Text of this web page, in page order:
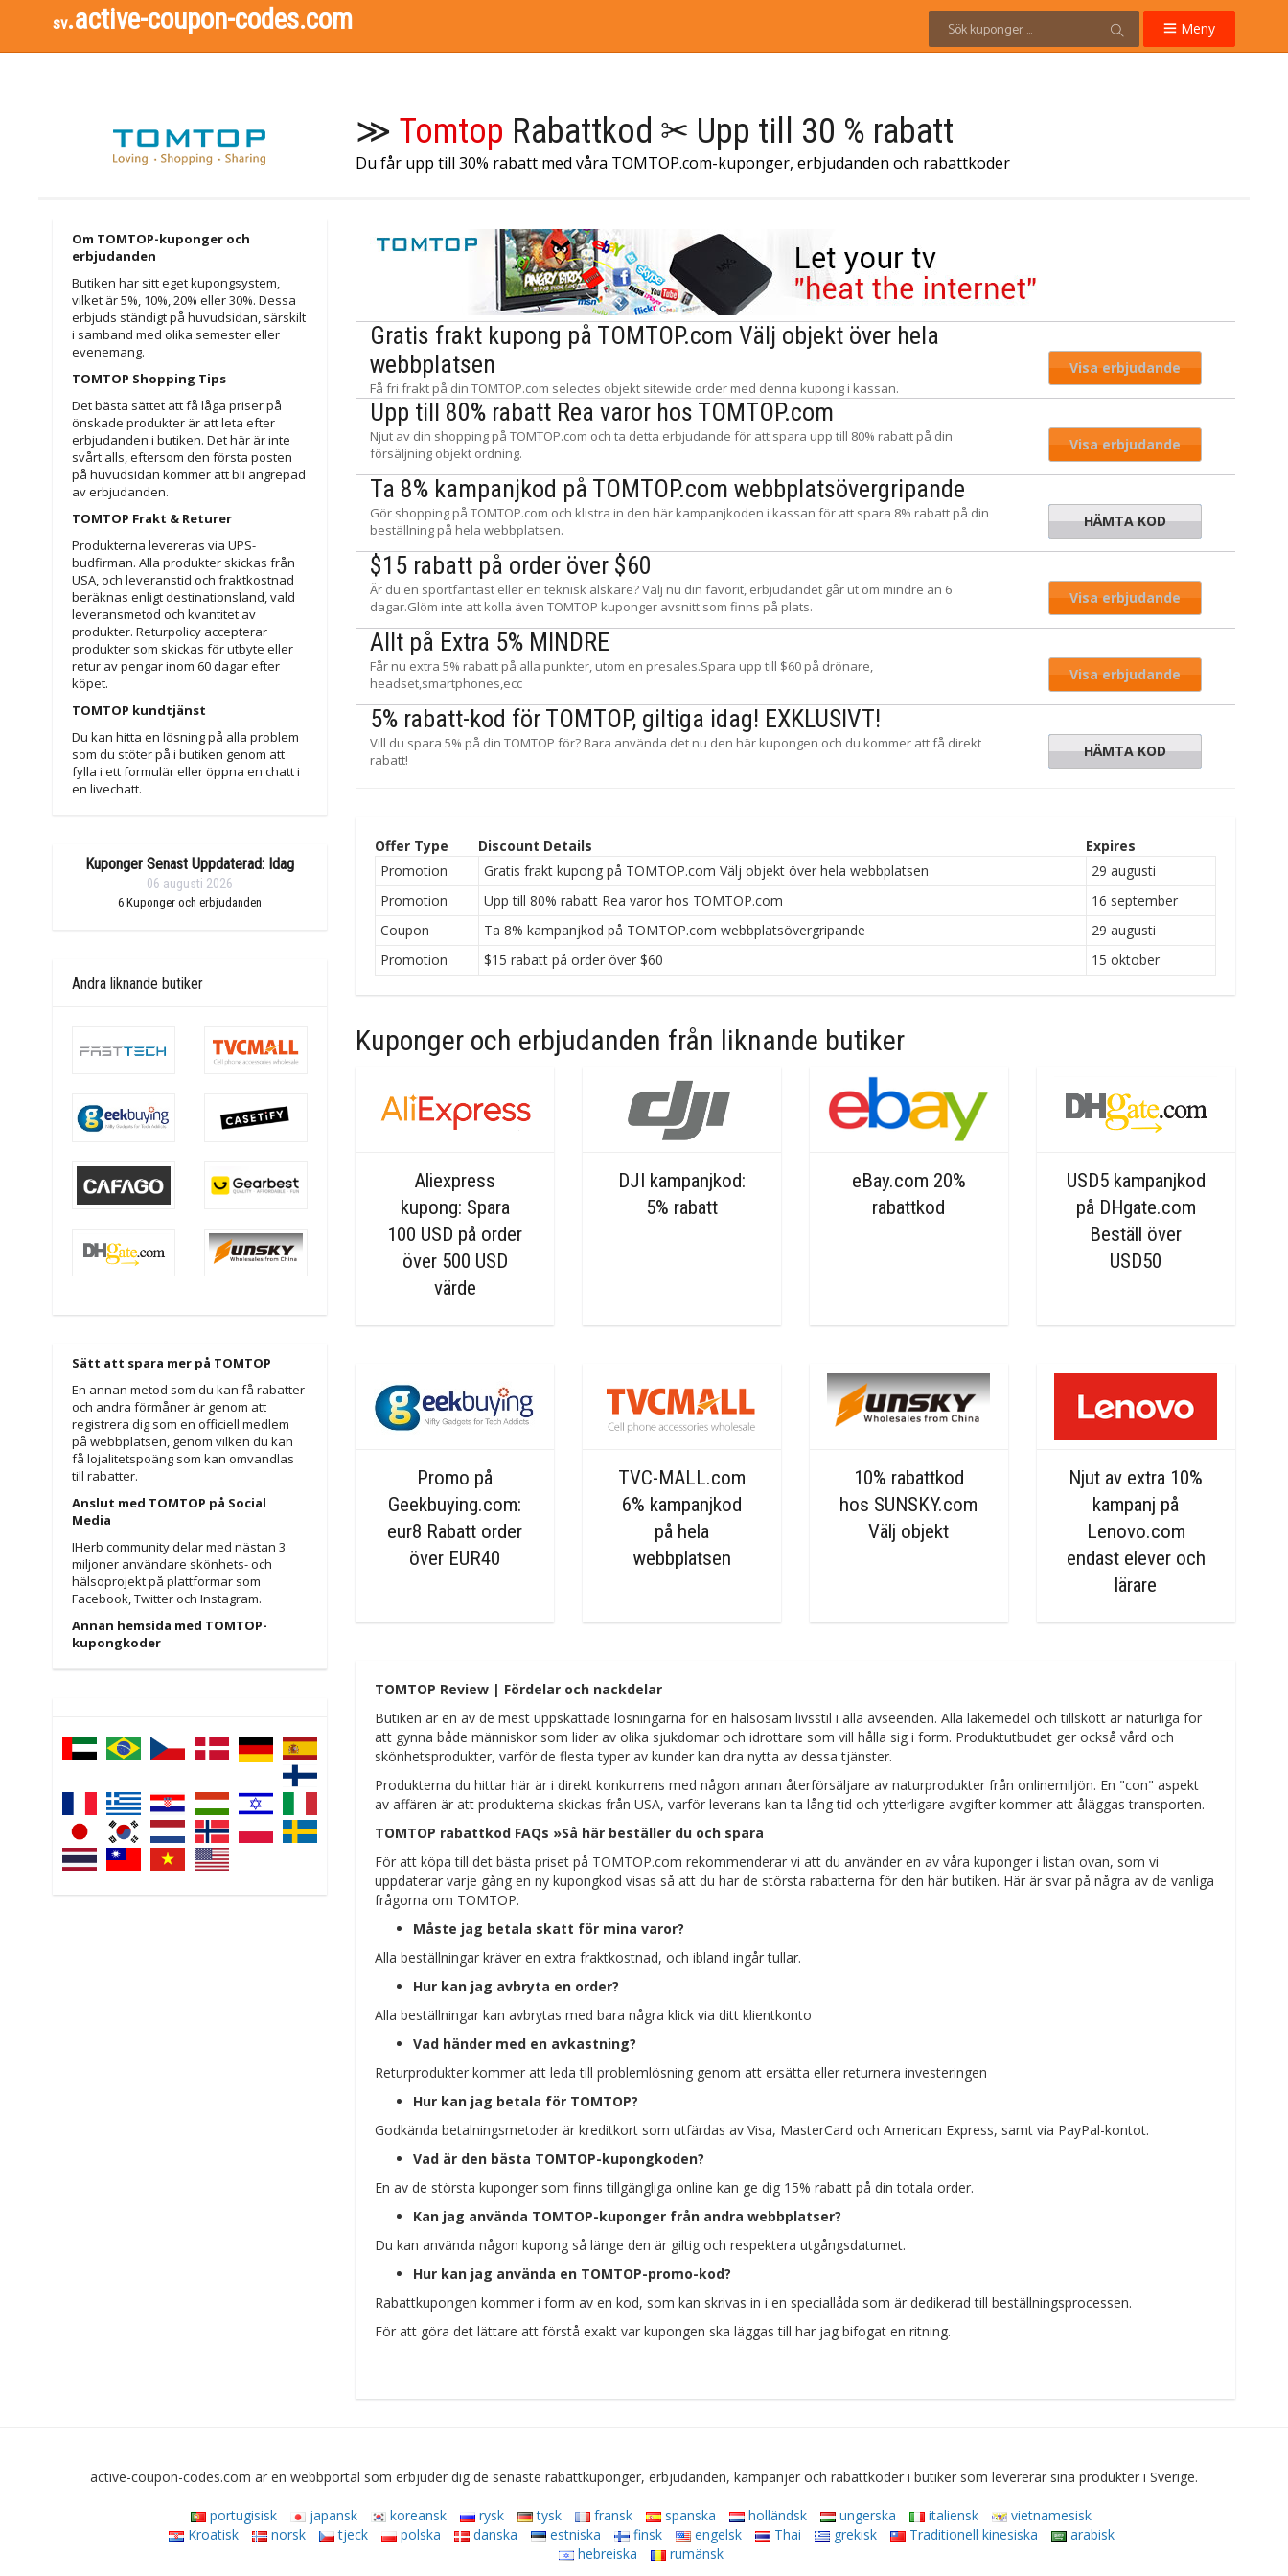
sv.active-coupon-codes.com Meny
≫ Tomtop Rabattkod ✂ Upp till 30 % rabatt
Du får upp till 30% rabatt med våra TOMTOP.com-kuponger, erbjudanden och rabattkoder
Gratis frakt kupong på TOMTOP.com Välj objekt över hela
webbplatsen
Få fri frakt på din TOMTOP.com selectes objekt sitewide order med denna kupong i kassan.
Visa erbjudande
Upp till 80% rabatt Rea varor hos TOMTOP.com
Njut av din shopping på TOMTOP.com och ta detta erbjudande för att spara upp till 80% rabatt på din
försäljning objekt ordning.
Visa erbjudande
Ta 8% kampanjkod på TOMTOP.com webbplatsövergripande
Gör shopping på TOMTOP.com och klistra in den här kampanjkoden i kassan för att spara 8% rabatt på din
beställning på hela webbplatsen.
MCLICK8
HÄMTA KOD
$15 rabatt på order över $60
Är du en sportfantast eller en teknisk älskare? Välj nu din favorit, erbjudandet går ut om mindre än 6
dagar.Glöm inte att kolla även TOMTOP kuponger avsnitt som finns på plats.
Visa erbjudande
Allt på Extra 5% MINDRE
Får nu extra 5% rabatt på alla punkter, utom en presales.Spara upp till $60 på drönare,
headset,smartphones,ecc
Visa erbjudande
5% rabatt-kod för TOMTOP, giltiga idag! EXKLUSIVT!
Vill du spara 5% på din TOMTOP för? Bara använda det nu den här kupongen och du kommer att få direkt
rabatt!
GPC5
HÄMTA KOD
Offer Type Discount Details
Expires
Promotion
Gratis frakt kupong på TOMTOP.com Välj objekt över hela webbplatsen
29 augusti
Promotion
Upp till 80% rabatt Rea varor hos TOMTOP.com
16 september
Coupon
Ta 8% kampanjkod på TOMTOP.com webbplatsövergripande
29 augusti
Promotion
$15 rabatt på order över $60 15 oktober
Kuponger och erbjudanden från liknande butiker
Aliexpress
kupong: Spara
100 USD på order
över 500 USD
värde
DJI kampanjkod:
5% rabatt
eBay.com 20%
rabattkod
USD5 kampanjkod
på DHgate.com
Beställ över
USD50
Promo på
Geekbuying.com:
eur8 Rabatt order
över EUR40
TVC-MALL.com
6% kampanjkod
på hela
webbplatsen
10% rabattkod
hos SUNSKY.com
Välj objekt
Njut av extra 10%
kampanj på
Lenovo.com
endast elever och
lärare
TOMTOP Review | Fördelar och nackdelar
Butiken är en av de mest uppskattade lösningarna för en hälsosam livsstil i alla avseenden. Alla läkemedel och tillskott är naturliga för
att gynna både människor som lider av olika sjukdomar och idrottare som vill hålla sig i form. Produktutbudet ger också vård och
skönhetsprodukter, varför de flesta typer av kunder kan dra nytta av dessa tjänster.
Produkterna du hittar här är i direkt konkurrens med någon annan återförsäljare av naturprodukter från onlinemiljön. En "con" aspekt
av affären är att produkterna skickas från USA, varför leverans kan ta lång tid och ytterligare avgifter kommer att åläggas transporten.
TOMTOP rabattkod FAQs »Så här beställer du och spara
För att köpa till det bästa priset på TOMTOP.com rekommenderar vi att du använder en av våra kuponger i listan ovan, som vi
uppdaterar varje gång en ny kupongkod visas så att du har de största rabatterna för den här butiken. Här är svar på några av de vanliga
frågorna om TOMTOP.
Måste jag betala skatt för mina varor?
Alla beställningar kräver en extra fraktkostnad, och ibland ingår tullar.
Hur kan jag avbryta en order?
Alla beställningar kan avbrytas med bara några klick via ditt klientkonto
Vad händer med en avkastning?
Returprodukter kommer att leda till problemlösning genom att ersätta eller returnera investeringen
Hur kan jag betala för TOMTOP?
Godkända betalningsmetoder är kreditkort som utfärdas av Visa, MasterCard och American Express, samt via PayPal-kontot.
Vad är den bästa TOMTOP-kupongkoden?
En av de största kuponger som finns tillgängliga online kan ge dig 15% rabatt på din totala order.
Kan jag använda TOMTOP-kuponger från andra webbplatser?
Du kan använda någon kupong så länge den är giltig och respektera utgångsdatumet.
Hur kan jag använda en TOMTOP-promo-kod?
Rabattkupongen kommer i form av en kod, som kan skrivas in i en speciallåda som är dedikerad till beställningsprocessen.
För att göra det lättare att förstå exakt var kupongen ska läggas till har jag bifogat en ritning.
Om TOMTOP-kuponger och
erbjudanden
Butiken har sitt eget kupongsystem,
vilket är 5%, 10%, 20% eller 30%. Dessa
erbjuds ständigt på huvudsidan, särskilt
i samband med olika semester eller
evenemang.
TOMTOP Shopping Tips
Det bästa sättet att få låga priser på
önskade produkter är att leta efter
erbjudanden i butiken. Det här är inte
svårt alls, eftersom den första posten
på huvudsidan kommer att bli angrepad
av erbjudanden.
TOMTOP Frakt & Returer
Produkterna levereras via UPS-
budfirman. Alla produkter skickas från
USA, och leveranstid och fraktkostnad
beräknas enligt destinationsland, vald
leveransmetod och kvantitet av
produkter. Returpolicy accepterar
produkter som skickas för utbyte eller
retur av pengar inom 60 dagar efter
köpet.
TOMTOP kundtjänst
Du kan hitta en lösning på alla problem
som du stöter på i butiken genom att
fylla i ett formulär eller öppna en chatt i
en livechatt.
Kuponger Senast Uppdaterad: Idag
06 augusti 2026
6 Kuponger och erbjudanden
Andra liknande butiker
Sätt att spara mer på TOMTOP
En annan metod som du kan få rabatter
och andra förmåner är genom att
registrera dig som en officiell medlem
på webbplatsen, genom vilken du kan
få lojalitetspoäng som kan omvandlas
till rabatter.
Anslut med TOMTOP på Social
Media
IHerb community delar med nästan 3
miljoner användare skönhets- och
hälsoprojekt på plattformar som
Facebook, Twitter och Instagram.
Annan hemsida med TOMTOP-
kupongkoder
active-coupon-codes.com är en webbportal som erbjuder dig de senaste rabattkuponger, erbjudanden, kampanjer och rabattkoder i butiker som levererar sina produkter i Sverige.
portugisisk japansk koreansk rysk tysk fransk spanska holländsk ungerska italiensk
vietnamesisk
Kroatisk
norsk tjeck polska danska estniska finsk engelsk Thai grekisk Traditionell kinesiska
arabisk
hebreiska
rumänsk